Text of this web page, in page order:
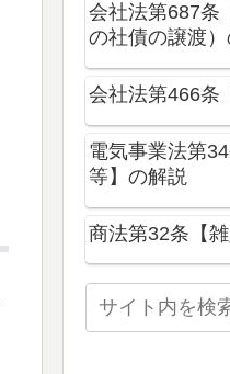
会社法第687条
の社債の譲渡
会社法第466条
電気事業法第
等】の解説
商法第32条【